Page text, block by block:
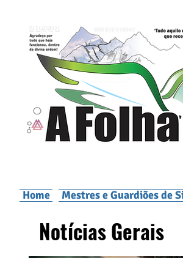
Home Mestres e Guardiões de
Notícias Gerais